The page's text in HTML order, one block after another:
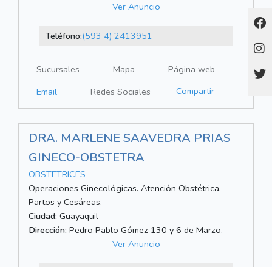
Ver Anuncio
Teléfono:(593 4) 2413951
Sucursales Mapa
Página web
Email
Redes Sociales Compartir
DRA. MARLENE SAAVEDRA PRIAS
GINECO-OBSTETRA
OBSTETRICES
Operaciones Ginecológicas. Atención Obstétrica.
Partos y Cesáreas.
Ciudad: Guayaquil
Dirección: Pedro Pablo Gómez 130 y 6 de Marzo.
Ver Anuncio